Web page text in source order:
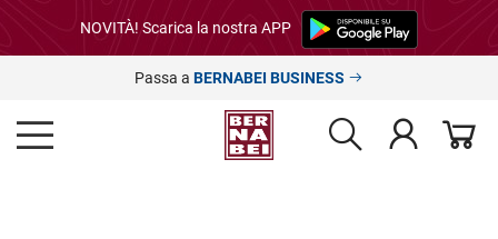
NOVITÀ! Scarica la nostra APP
Passa a BERNABEI BUSINESS